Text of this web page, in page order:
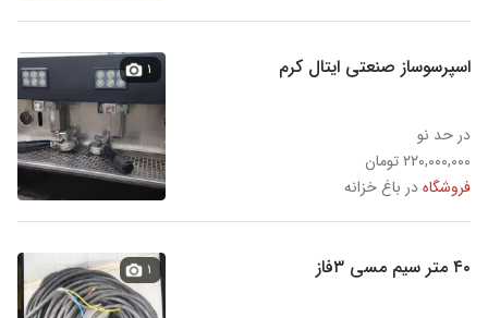
اسپرسوساز صنعتی ایتال کرم
در حد نو
۲۲۰,۰۰۰,۰۰۰ تومان
فروشگاهدر باغ خزانه
۱
۴۰ متر سیم مسی ۳فاز ۱